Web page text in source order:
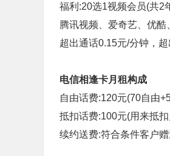
福利:20选1视频会员(共2
腾讯视频、爱奇艺、优
超出通话0.15元/分钟，
电信相逢卡月租构成
自由话费:120元(70自由
抵扣话费:100元(用来抵
续约送费:符合条件客户